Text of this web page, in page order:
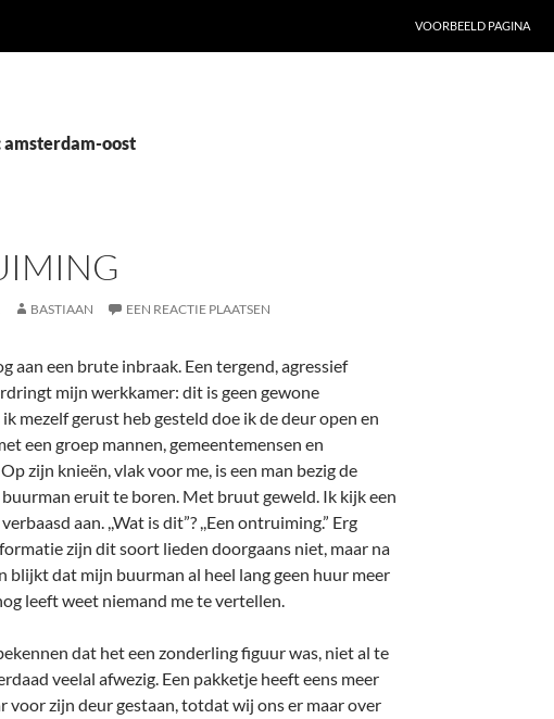
VOORBEELD PAGINA
amsterdam-oost
BASTIAAN EEN REACTIE PLAATSEN
aan een brute inbraak. Een tergend, agressief
mijn werkkamer: dit is geen gewone
mezelf gerust heb gesteld doe ik de deur open en
een groep mannen, gemeentemensen en
zijn knieën, vlak voor me, is een man bezig de
eruit te boren. Met bruut geweld. Ik kijk een
aan. ,,Wat is dit”? ,,Een ontruiming.” Erg
zijn dit soort lieden doorgaans niet, maar na
blijkt dat mijn buurman al heel lang geen huur meer
leeft weet niemand me te vertellen.
dat het een zonderling figuur was, niet al te
veelal afwezig. Een pakketje heeft eens meer
voor zijn deur gestaan, totdat wij ons er maar over